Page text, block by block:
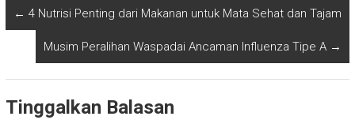
← 4 Nutrisi Penting dari Makanan untuk Mata Sehat dan Tajam
Musim Peralihan Waspadai Ancaman Influenza Tipe A →
Tinggalkan Balasan